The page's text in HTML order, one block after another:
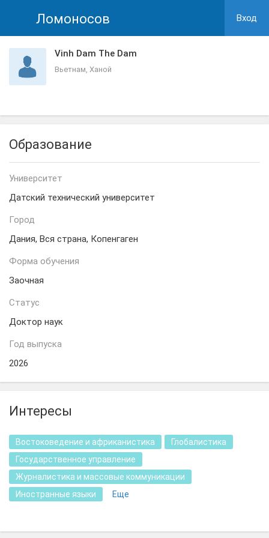
Ломоносов Вход
Vinh Dam The Dam
Вьетнам, Ханой
Образование
Университет
Датский технический университет
Город
Дания, Вся страна, Копенгаген
Форма обучения
Заочная
Статус
Доктор наук
Год выпуска
2026
Интересы
Востоковедение и африканистика
Глобалистика
Государственное управление
Журналистика и массовые коммуникации
Иностранные языки
Еще